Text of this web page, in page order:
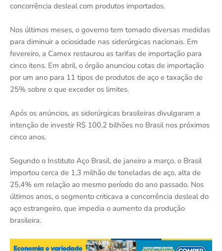
concorrência desleal com produtos importados.
Nos últimos meses, o governo tem tomado diversas medidas
para diminuir a ociosidade nas siderúrgicas nacionais. Em
fevereiro, a Camex restaurou as tarifas de importação para
cinco itens. Em abril, o órgão anunciou cotas de importação
por um ano para 11 tipos de produtos de aço e taxação de
25% sobre o que exceder os limites.
Após os anúncios, as siderúrgicas brasileiras divulgaram a
intenção de investir R$ 100,2 bilhões no Brasil nos próximos
cinco anos.
Segundo o Instituto Aço Brasil, de janeiro a março, o Brasil
importou cerca de 1,3 milhão de toneladas de aço, alta de
25,4% em relação ao mesmo período do ano passado. Nos
últimos anos, o segmento criticava a concorrência desleal do
aço estrangeiro, que impedia o aumento da produção
brasileira.